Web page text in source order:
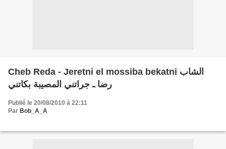
Cheb Reda - Jeretni el mossiba bekatni الشاب
رضا ـ جراتني المصيبة بكاتني
Publié le 20/08/2010 à 22:11
Par Bob_A_A